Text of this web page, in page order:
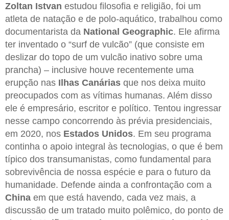
Zoltan Istvan estudou filosofia e religião, foi um
atleta de natação e de polo-aquático, trabalhou como
documentarista da National Geographic. Ele afirma
ter inventado o “surf de vulcão” (que consiste em
deslizar do topo de um vulcão inativo sobre uma
prancha) – inclusive houve recentemente uma
erupção nas Ilhas Canárias que nos deixa muito
preocupados com as vítimas humanas. Além disso
ele é empresário, escritor e político. Tentou ingressar
nesse campo concorrendo às prévia presidenciais,
em 2020, nos Estados Unidos. Em seu programa
continha o apoio integral às tecnologias, o que é bem
típico dos transumanistas, como fundamental para
sobrevivência de nossa espécie e para o futuro da
humanidade. Defende ainda a confrontação com a
China em que está havendo, cada vez mais, a
discussão de um tratado muito polêmico, do ponto de